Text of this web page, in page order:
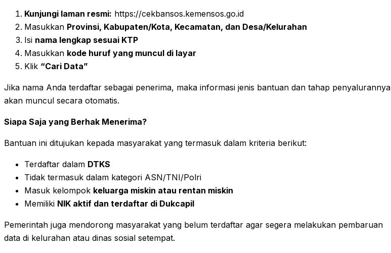
Kunjungi laman resmi: https://cekbansos.kemensos.go.id
Masukkan Provinsi, Kabupaten/Kota, Kecamatan, dan Desa/Kelurahan
Isi nama lengkap sesuai KTP
Masukkan kode huruf yang muncul di layar
Klik “Cari Data”
Jika nama Anda terdaftar sebagai penerima, maka informasi jenis bantuan dan tahap penyalurannya
akan muncul secara otomatis.
Siapa Saja yang Berhak Menerima?
Bantuan ini ditujukan kepada masyarakat yang termasuk dalam kriteria berikut:
Terdaftar dalam DTKS
Tidak termasuk dalam kategori ASN/TNI/Polri
Masuk kelompok keluarga miskin atau rentan miskin
Memiliki NIK aktif dan terdaftar di Dukcapil
Pemerintah juga mendorong masyarakat yang belum terdaftar agar segera melakukan pembaruan
data di kelurahan atau dinas sosial setempat.